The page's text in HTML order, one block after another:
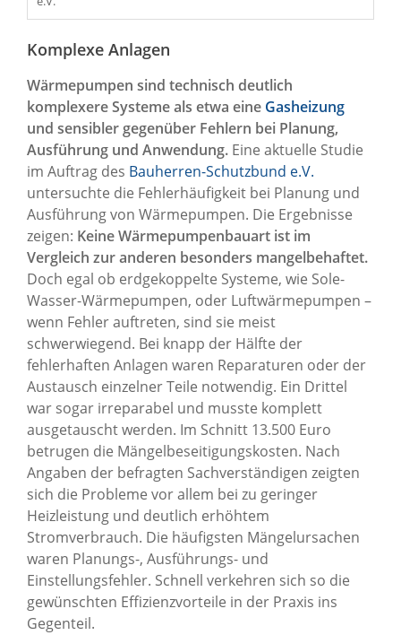
Komplexe Anlagen
Wärmepumpen sind technisch deutlich
komplexere Systeme als etwa eine Gasheizung
und sensibler gegenüber Fehlern bei Planung,
Ausführung und Anwendung. Eine aktuelle Studie
im Auftrag des Bauherren-Schutzbund e.V.
untersuchte die Fehlerhäufigkeit bei Planung und
Ausführung von Wärmepumpen. Die Ergebnisse
zeigen: Keine Wärmepumpenbauart ist im
Vergleich zur anderen besonders mangelbehaftet.
Doch egal ob erdgekoppelte Systeme, wie Sole-
Wasser-Wärmepumpen, oder Luftwärmepumpen –
wenn Fehler auftreten, sind sie meist
schwerwiegend. Bei knapp der Hälfte der
fehlerhaften Anlagen waren Reparaturen oder der
Austausch einzelner Teile notwendig. Ein Drittel
war sogar irreparabel und musste komplett
ausgetauscht werden. Im Schnitt 13.500 Euro
betrugen die Mängelbeseitigungskosten. Nach
Angaben der befragten Sachverständigen zeigten
sich die Probleme vor allem bei zu geringer
Heizleistung und deutlich erhöhtem
Stromverbrauch. Die häufigsten Mängelursachen
waren Planungs-, Ausführungs- und
Einstellungsfehler. Schnell verkehren sich so die
gewünschten Effizienzvorteile in der Praxis ins
Gegenteil.